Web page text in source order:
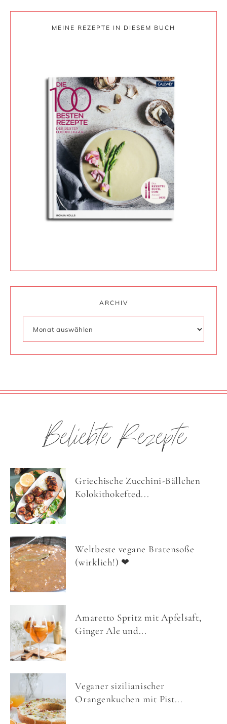
MEINE REZEPTE IN DIESEM BUCH
ARCHIV
Beliebte Rezepte
Griechische Zucchini-Bällchen
Kolokithokefted...
Weltbeste vegane Bratensoße
(wirklich!) ❤
Amaretto Spritz mit Apfelsaft,
Ginger Ale und...
Veganer sizilianischer
Orangenkuchen mit Pist...